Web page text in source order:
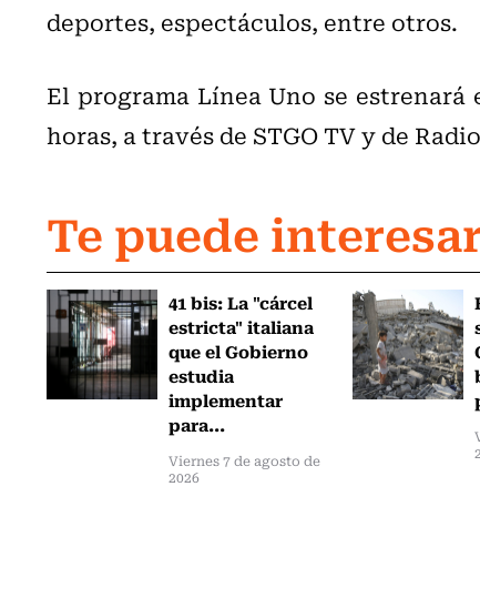
deportes, espectáculos, entre otros.
El programa Línea Uno se estrenará
horas, a través de STGO TV y de
Te puede
41 bis: La "cárcel
estricta" italiana
que el Gobierno
estudia
implementar
para...
Viernes 7 de agosto de
2026